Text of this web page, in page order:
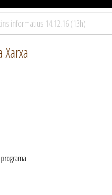
informatius 14.12.16 (13h)